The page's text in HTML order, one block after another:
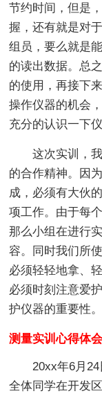
节约时间，但是
握，还有就是对
组员，要么就是
的读出数据。总
的使用，再接下
操作仪器的机会
充分的认识一下
这次实训，我
的合作精神。因
成，必须有大伙
项工作。由于每
那么小组在进行
容。同时我们所
必须轻轻地拿、
必须时刻注意爱
护仪器的重要性。
测量实训心得体
20xx年6月24
全体同学在开发